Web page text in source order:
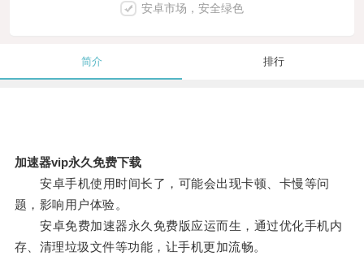
安卓市场，安全绿色
简介 排行
加速器vip永久免费下载
安卓手机使用时间长了，可能会出现卡顿、卡慢等问
题，影响用户体验。
安卓免费加速器永久免费版应运而生，通过优化手机内
存、清理垃圾文件等功能，让手机更加流畅。